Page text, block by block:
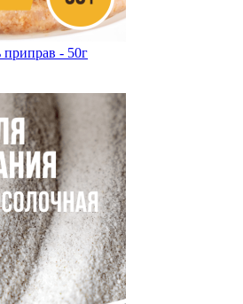
приправ - 50г